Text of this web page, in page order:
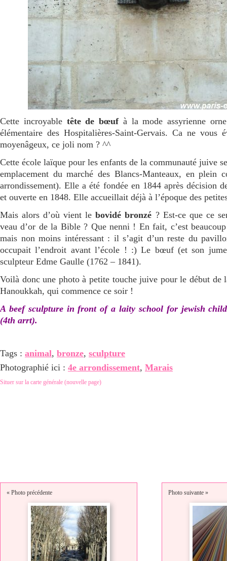
Cette incroyable tête de bœufà la mode assyrienne
élémentaire des Hospitalières-Saint-Gervais. Ca ne vous
moyenâgeux, ce joli nom ? ^^
Cette école laïque pour les enfants de la communauté juive
emplacement du marché des Blancs-Manteaux, en plein
arrondissement). Elle a été fondée en 1844 après décision
et ouverte en 1848. Elle accueillait déjà à l’époque des
Mais alors d’où vient lebovidé bronzé ? Est-ce que ce
veau d’or de la Bible ? Que nenni ! En fait, c’est
mais non moins intéressant : il s’agit d’un reste du
occupait l’endroit avant l’école ! :) Le bœuf (et son
sculpteur Edme Gaulle (1762 – 1841).
Voilà donc une photo à petite touche juive pour le début de
Hanoukkah, qui commence ce soir !
A beef sculpture in front of a laity school for jewish
(4th arrt).
Tags : animal, bronze, sculpture
Photographié ici : 4e arrondissement, Marais
Situer sur la carte générale (nouvelle page)
« Photo précédente Photo suivante »